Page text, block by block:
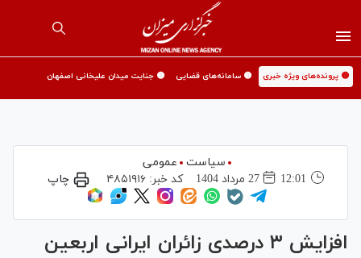
🟡 پرونده‌های ویژه خبری 🟡 سامانه‌های قضایی 🟡 جنایت میدان علیخانی اصفهان
سیاست
عمومی
12:01
27 مرداد 1404 کد خبر:۴۸۵۱۹۱۶ چاپ
افزایش ۳ درصدی زائران ایرانی اربعین